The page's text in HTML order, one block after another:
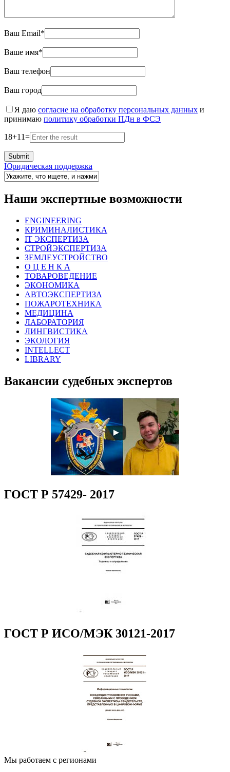
Ваш Email*
Ваше имя*
Ваш телефон
Ваш город
Я даю согласие на обработку персональных данных и
принимаю политику обработки ПДн в ФСЭ
18+11=
Юридическая поддержка
Наши экспертные возможности
ENGINEERING
КРИМИНАЛИСТИКА
IT ЭКСПЕРТИЗА
СТРОЙЭКСПЕРТИЗА
ЗЕМЛЕУСТРОЙСТВО
О Ц Е Н К А
ТОВАРОВЕДЕНИЕ
ЭКОНОМИКА
АВТОЭКСПЕРТИЗА
ПОЖАРОТЕХНИКА
МЕДИЦИНА
ЛАБОРАТОРИЯ
ЛИНГВИСТИКА
ЭКОЛОГИЯ
INTELLECT
LIBRARY
Вакансии судебных экспертов
ГОСТ Р 57429- 2017
ГОСТ Р ИСО/МЭК 30121-2017
Мы работаем с регионами